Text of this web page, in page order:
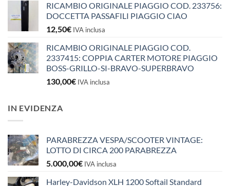
RICAMBIO ORIGINALE PIAGGIO COD. 233756:
DOCCETTA PASSAFILI PIAGGIO CIAO
12,50€ IVA inclusa
RICAMBIO ORIGINALE PIAGGIO COD.
2337415: COPPIA CARTER MOTORE PIAGGIO
BOSS-GRILLO-SI-BRAVO-SUPERBRAVO
130,00€ IVA inclusa
IN EVIDENZA
PARABREZZA VESPA/SCOOTER VINTAGE:
LOTTO DI CIRCA 200 PARABREZZA
5.000,00€ IVA inclusa
Harley-Davidson XLH 1200 Softail Standard